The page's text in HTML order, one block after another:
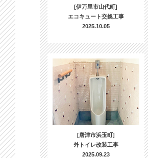
[伊万里市山代町]
エコキュート交換工事
2025.10.05
[唐津市浜玉町]
外トイレ改装工事
2025.09.23